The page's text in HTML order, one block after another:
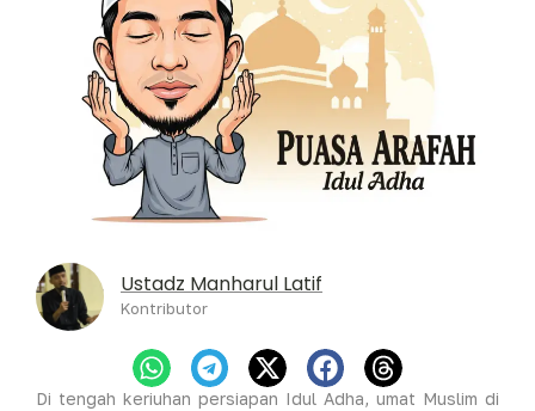
Ustadz Manharul Latif
Kontributor
Di tengah keriuhan persiapan Idul Adha, umat Muslim di